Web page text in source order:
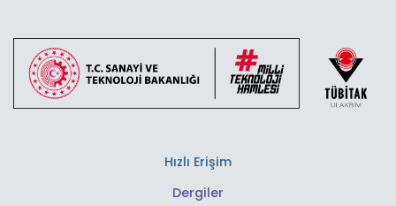
Hızlı Erişim
Dergiler